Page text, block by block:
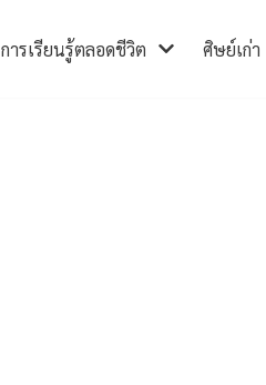
การเรียนรู้ตลอดชีวิต ศิษย์เก่า